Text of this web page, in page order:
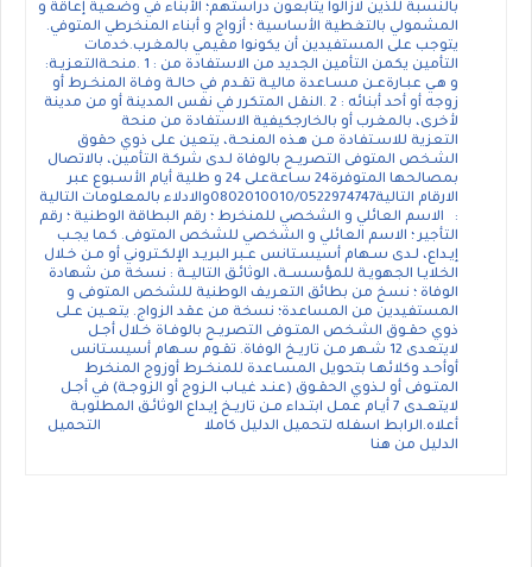
بالنسبة للذين لازالوا يتابعون دراستهم؛ الأبناء في وضعية إعاقة و
المشمولي بالتغطية الأساسية ؛ أزواج و أبناء المنخرطي المتوفي.
يتوجب على المستفيدين أن يكونوا مقيمي بالمغرب.خدمات
التأمين يكمن التأمين الجديد من الاستفادة من : 1 .منحـةالتعزيـة:
و هـي عبـارةعـن مسـاعدة ماليـة تقـدم في حالـة وفـاة المنخـرط أو
زوجه أو أحد أبنائه : 2 .النقل المتكرر في نفس المدينة أو من مدينة
لأخرى، بالمغرب أو بالخارجكيفية الاستفادة من منحة
التعزية للاسـتفادة مـن هـذه المنحـة، يتعين على ذوي حقوق
الشـخص المتوفى التصريـح بالوفاة لـدى شركـة التأمين، بالاتصال
بمصالحها المتوفرة24 سـاعةعلى 24 و طلية أيام الأسـبوع عبر
الارقام التالية0802010010/0522974747والادلاء بالمعلومات التالية
: الاسم العائلي و الشخصي للمنخرط ؛ رقم البطاقة الوطنية ؛ رقم
التأجير ؛ الاسم العائلي و الشخصي للشخص المتوفى. كـما يجـب
إيـداع، لـدى سـهام أسيسـتانس عـبر البريـد الإلكـتروني أو مـن خـلال
الخلايـا الجهويـة للمؤسســة، الوثائـق التاليــة : نسخة من شهادة
الوفاة ؛ نسخ من بطائق التعريف الوطنية للشخص المتوفى و
المستفيدين من المساعدة؛ نسخة من عقد الزواج. يتعـين عـلى
ذوي حقـوق الشـخص المتـوفى التصريـح بالوفـاة خـلال أجـل
لايتعدى 12 شـهر مـن تاريـخ الوفاة. تقـوم سـهام أسيسـتانس
أوأحـد وكلائهـا بتحويل المسـاعدة للمنخـرط أوزوج المنخرط
المتـوفى أو لـذوي الحقـوق (عنـد غيـاب الـزوج أو الزوجـة) في أجـل
لايتعـدى 7 أيـام عمـل ابتـداء مـن تاريـخ إيـداع الوثائـق المطلوبـة
أعلاه.الرابط اسفله لتحميل الدليل كاملا التحميل
الدليل من هنا